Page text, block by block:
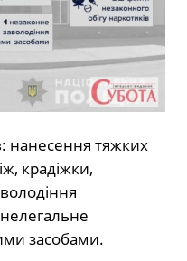
нанесення тяжких
крадіжки,
засобами.